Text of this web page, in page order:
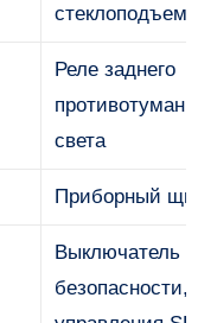
Реле заднего
света
Приборный
Выключатель